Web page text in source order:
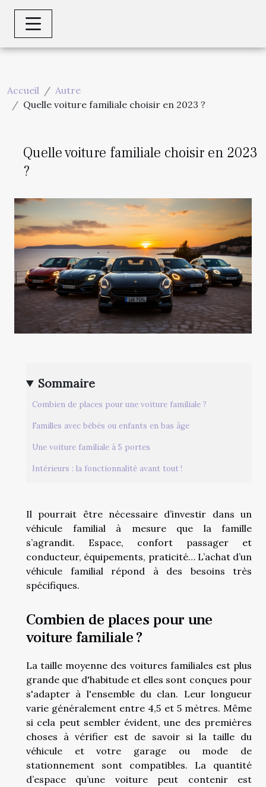
Accueil
Autre
Quelle voiture familiale choisir en 2023 ?
Quelle voiture familiale choisir en 2023
?
Sommaire
Combien de places pour une voiture familiale ?
Familles avec bébés ou enfants en bas âge
Une voiture familiale à 5 portes
Intérieurs : la fonctionnalité avant tout !
Il pourrait être nécessaire d’investir dans un
véhicule familial à mesure que la famille
s’agrandit. Espace, confort passager et
conducteur, équipements, praticité… L’achat d’un
véhicule familial répond à des besoins très
spécifiques.
Combien de places pour une
voiture familiale ?
La taille moyenne des voitures familiales est plus
grande que d'habitude et elles sont conçues pour
s'adapter à l'ensemble du clan. Leur longueur
varie généralement entre 4,5 et 5 mètres. Même
si cela peut sembler évident, une des premières
choses à vérifier est de savoir si la taille du
véhicule et votre garage ou mode de
stationnement sont compatibles. La quantité
d’espace qu’une voiture peut contenir est